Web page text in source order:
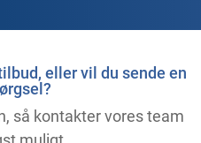
eller vil du sende en
så kontakter vores team